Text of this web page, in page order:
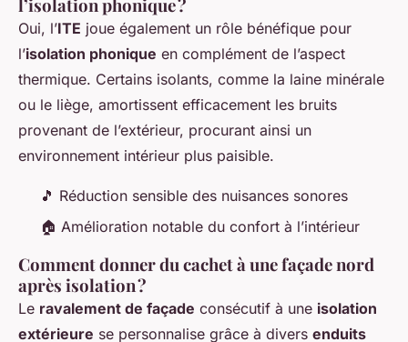
l’isolation phonique ?
Oui, l’ITE joue également un rôle bénéfique pour
l’isolation phonique en complément de l’aspect
thermique. Certains isolants, comme la laine minérale
ou le liège, amortissent efficacement les bruits
provenant de l’extérieur, procurant ainsi un
environnement intérieur plus paisible.
🎵 Réduction sensible des nuisances sonores
🏠 Amélioration notable du confort à l’intérieur
Comment donner du cachet à une façade nord
après isolation ?
Le ravalement de façade consécutif à une isolation
extérieure se personnalise grâce à divers enduits